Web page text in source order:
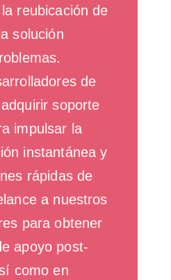
reubicación de
solución
de
soporte
impulsar la
instantánea y
rápidas de
a nuestros
para obtener
apoyo post-
como en